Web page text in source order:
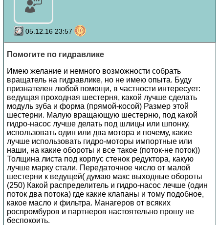
05.12.16 23:57
Помогите по гидравлике
Имею желание и немного возможности собрать
вращатель на гидравлике, но не имею опыта. Буду
признателен любой помощи, в частности интересует:
ведущая проходная шестерня, какой лучше сделать
модуль зуба и форма (прямой-косой) Размер этой
шестерни. Малую вращающую шестерню, под какой
гидро-насос лучше делать под шлицы или шпонку,
использовать один или два мотора и почему, какие
лучше использовать гидро-моторы импортные или
наши, на какие обороты и все такое (поток-не поток))
Толщина листа под корпус стенок редуктора, какую
лучше марку стали. Передаточное число от малой
шестерни к ведущей( думаю макс выходные обороты
(250) Какой распределитель и гидро-насос лечше (один
поток два потока) где какие клапаны и тому подобное,
какое масло и фильтра. Манагеров от всяких
роспромбуров и партнеров настоятельно прошу не
беспокоить.